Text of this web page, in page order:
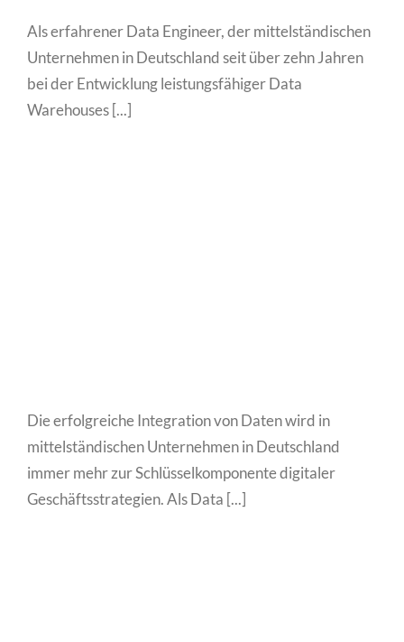
Als erfahrener Data Engineer, der mittelständischen
Unternehmen in Deutschland seit über zehn Jahren
bei der Entwicklung leistungsfähiger Data
Warehouses [...]
Die erfolgreiche Integration von Daten wird in
mittelständischen Unternehmen in Deutschland
immer mehr zur Schlüsselkomponente digitaler
Geschäftsstrategien. Als Data [...]